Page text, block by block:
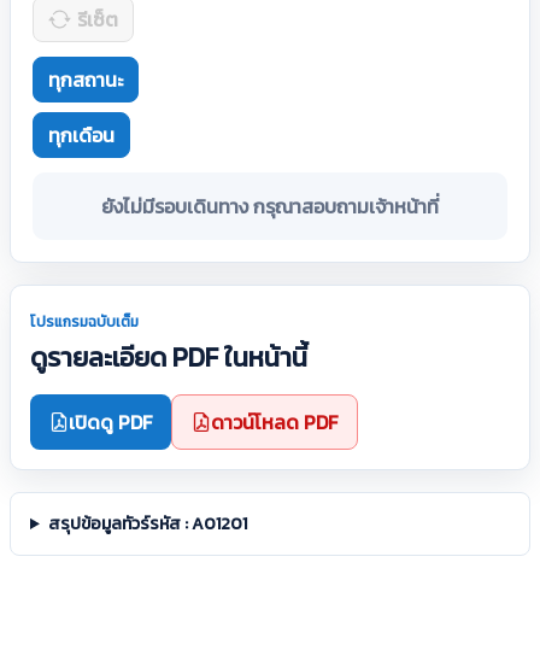
รีเซ็ต
ทุกสถานะ
ทุกเดือน
ยังไม่มีรอบเดินทาง กรุณาสอบถามเจ้าหน้าที่
โปรแกรมฉบับเต็ม
ดูรายละเอียด PDF ในหน้านี้
เปิดดู PDF ดาวน์โหลด PDF
สรุปข้อมูลทัวร์รหัส : A01201